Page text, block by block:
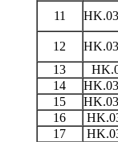
11
12
13
14
15
16
17